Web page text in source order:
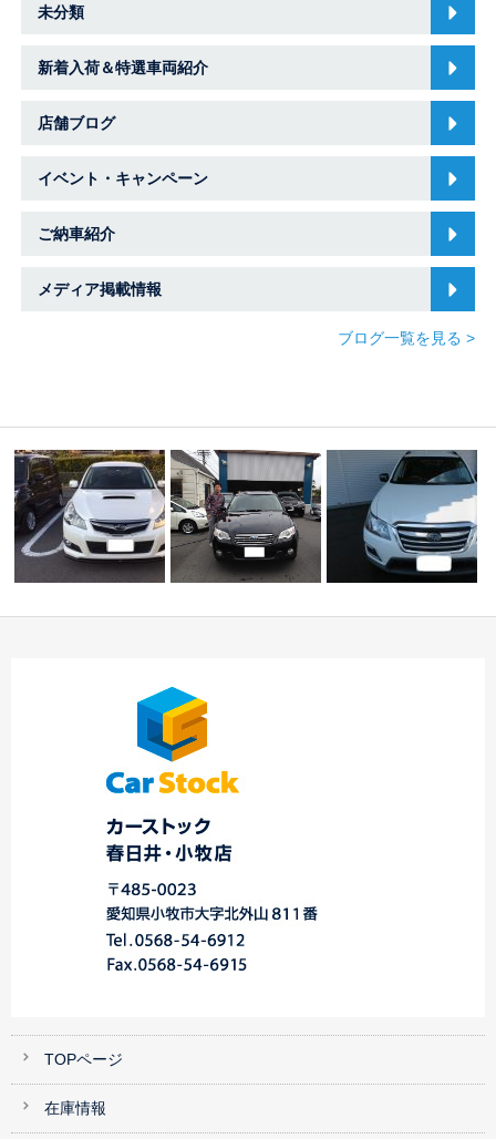
未分類
新着入荷＆特選車両紹介
店舗ブログ
イベント・キャンペーン
ご納車紹介
メディア掲載情報
ブログ一覧を見る >
TOPページ
在庫情報